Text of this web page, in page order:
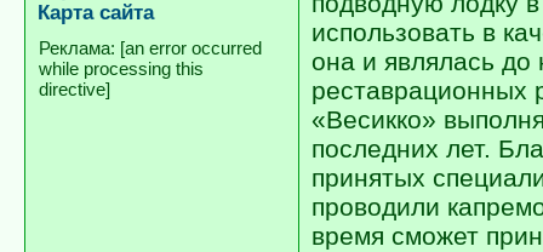
Карта сайта
[an error occurred
while processing this
directive]
использовать в
она и являлась до
реставрационных
«Весикко»
последних лет.
принятых
проводили
время сможет